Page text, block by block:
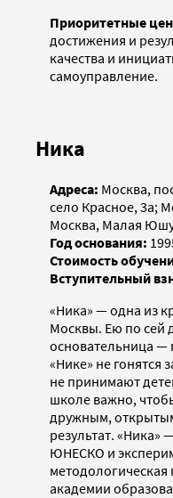
Приоритетные
достижения и
качества и
самоуправление.
Ника
Адреса: Москва,
село Красное, 3а;
Москва, Малая
Год основания:
Стоимость
Вступительный
«Ника» — одна из
Москвы. Ею по сей
основательница —
«Нике» не гонятся
не принимают
школе важно,
дружным,
результат.
ЮНЕСКО и
академии